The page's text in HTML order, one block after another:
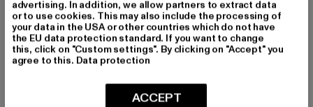
Art.Nr: 12261975-19886
Hersteller: Bestseller Textilhandels GmbH |
info@bestseller.com
Schöneberger Straße 15 | 10963 Berlin | DE
advertising. In addition, we allow partners to extract data
or to use cookies. This may also include the processing of
your data in the USA or other countries which do not have
the EU data protection standard. If you want to change
this, click on "Custom settings". By clicking on "Accept" you
agree to this. Data protection
ACCEPT